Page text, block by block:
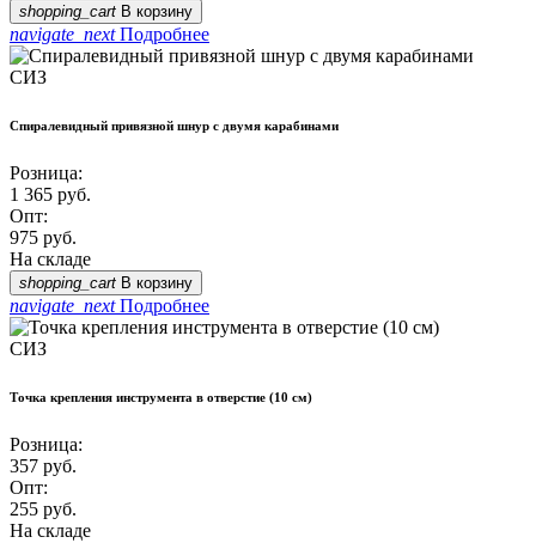
shopping_cart В корзину
navigate_nextПодробнее
СИЗ
Спиралевидный привязной шнур с двумя карабинами
Розница:
1 365 руб.
Опт:
975 руб.
На складе
shopping_cart В корзину
navigate_nextПодробнее
СИЗ
Точка крепления инструмента в отверстие (10 см)
Розница:
357 руб.
Опт:
255 руб.
На складе